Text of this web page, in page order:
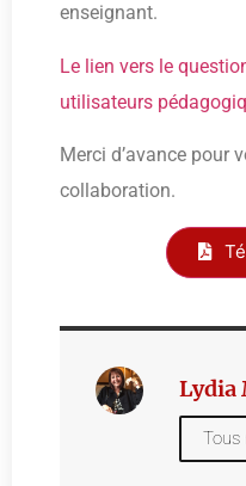
enseignant.
Le lien vers le
utilisateurs
Merci d’avance pour
collaboration.
Lydia
Tous